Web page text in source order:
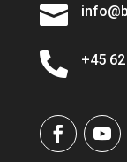

 +45